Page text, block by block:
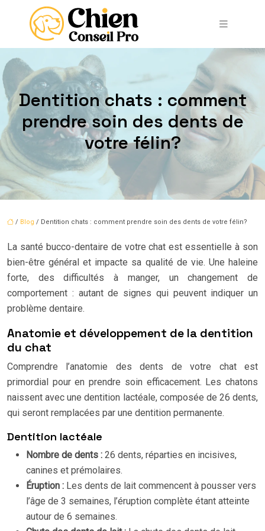
Dentition chats : comment
prendre soin des dents de
votre félin?
/ Blog / Dentition chats : comment prendre soin des dents de votre félin?
La santé bucco-dentaire de votre chat est essentielle à son
bien-être général et impacte sa qualité de vie. Une haleine
forte, des difficultés à manger, un changement de
comportement : autant de signes qui peuvent indiquer un
problème dentaire.
Anatomie et développement de la dentition
du chat
Comprendre l’anatomie des dents de votre chat est
primordial pour en prendre soin efficacement. Les chatons
naissent avec une dentition lactéale, composée de 26 dents,
qui seront remplacées par une dentition permanente.
Dentition lactéale
Nombre de dents : 26 dents, réparties en incisives,
canines et prémolaires.
Éruption : Les dents de lait commencent à pousser vers
l’âge de 3 semaines, l’éruption complète étant atteinte
autour de 6 semaines.